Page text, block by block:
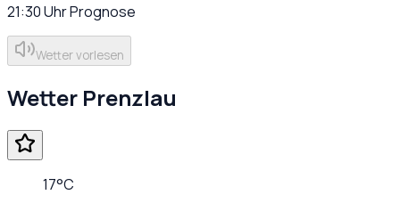
21:30UhrPrognose
Wetter vorlesen
Wetter Prenzlau
17°C